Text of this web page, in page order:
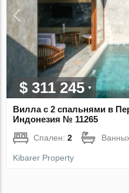
$ 311 245
Вилла с 2 спальнями в
Индонезия № 11265
Спален:2
Kibarer Property